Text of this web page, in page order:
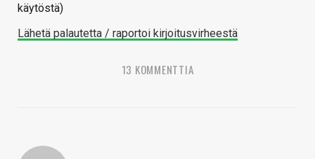
käytöstä)
Lähetä palautetta / raportoi kirjoitusvirheestä
13 KOMMENTTIA